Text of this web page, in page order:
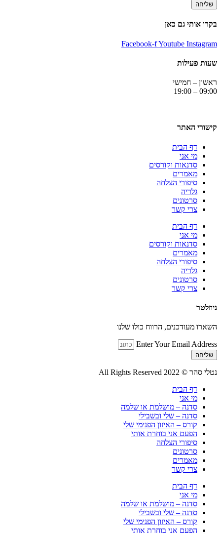
שליחה
בקרו אותי גם כאן
Facebook-fYoutube Instagram
שעות פעילות
ראשון – חמישי
09:00 – 19:00
קישורי האתר
דף הבית
מי אני
סדנאות וקורסים
מאמרים
סיפורי הצלחה
גלריה
סרטונים
צרי קשר
דף הבית
מי אני
סדנאות וקורסים
מאמרים
סיפורי הצלחה
גלריה
סרטונים
צרי קשר
ניוזלטר
השארו מעודכנים, הרווח כולו שלנו
Enter Your Email Address
שליחה
נטלי סהר © All Rights Reserved 2022
דף הבית
מי אני
סדנה – מושלמת או שלמה
סדנה – שלי ובשבילי
קורס – האיזון הפנימי שלי
הפעם אני בוחרת אותי
סיפורי הצלחה
סרטונים
מאמרים
צרי קשר
דף הבית
מי אני
סדנה – מושלמת או שלמה
סדנה – שלי ובשבילי
קורס – האיזון הפנימי שלי
הפעם אני בוחרת אותי